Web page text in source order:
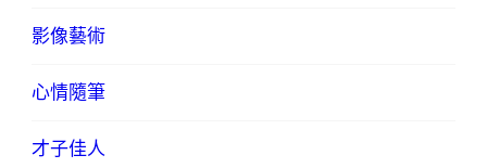
影像藝術
心情隨筆
才子佳人